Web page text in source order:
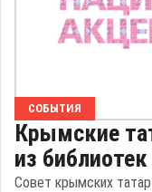
СОБЫТИЯ
Крымские
из
Совет крымских